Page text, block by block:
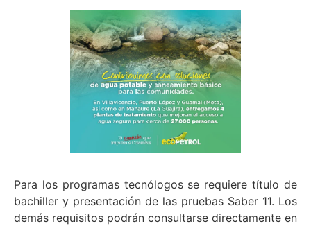
Para los programas tecnólogos se requiere título de
bachiller y presentación de las pruebas Saber 11. Los
demás requisitos podrán consultarse directamente en